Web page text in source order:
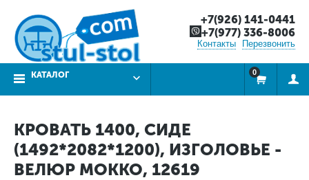
+7(926) 141-0441
+7(977) 336-8006
Контакты Перезвонить
КАТАЛОГ 0
КРОВАТЬ 1400, СИДЕ
(1492*2082*1200), ИЗГОЛОВЬЕ -
ВЕЛЮР МОККО, 12619